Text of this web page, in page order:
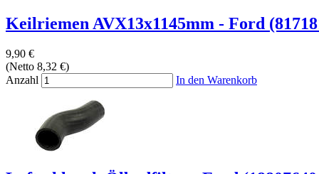
Keilriemen AVX13x1145mm - Ford
9,90 €
(Netto 8,32 €)
Anzahl
In den Warenkorb